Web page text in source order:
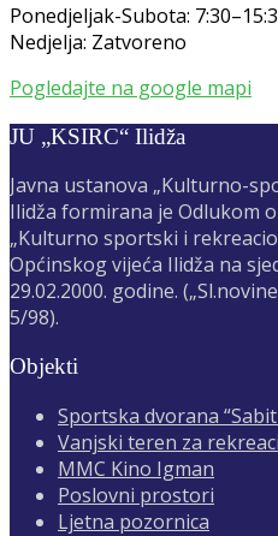
Ponedjeljak-Subota:
Nedjelja: Zatvoreno
Pogledajte na google mapi
JU „KSIRC“ Ilidža
Javna ustanova „Kulturno-
Ilidža formirana je Odlukom
„Kulturno sportski i
Općinskog vijeća Ilidža na
29.02.2000. godine.
5/98).
Objekti
Sportska dvorana
Vanjski teren za
MMC Kino Igman
Poslovni prostori
Ljetna pozornica